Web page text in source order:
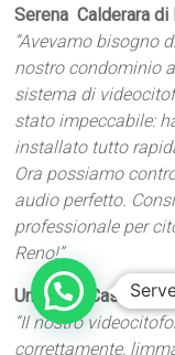
Serena  Calderara di
“Avevamo bisogno
nostro condominio
sistema di
stato impeccabile:
installato tutto
Ora possiamo
audio perfetto.
professionale per
Reno!”
Umberto 
“Il nostro
correttamente,